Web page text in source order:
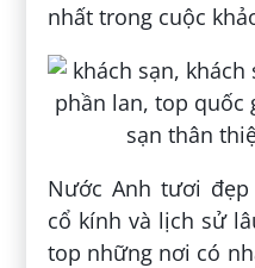
nhất trong cuộc
Nước Anh tươi
cổ kính và lịch sử
top những nơi có